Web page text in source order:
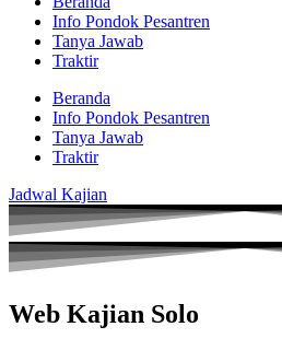
Info Pondok Pesantren
Tanya Jawab
Traktir
Beranda
Info Pondok Pesantren
Tanya Jawab
Traktir
Jadwal Kajian
Web Kajian Solo